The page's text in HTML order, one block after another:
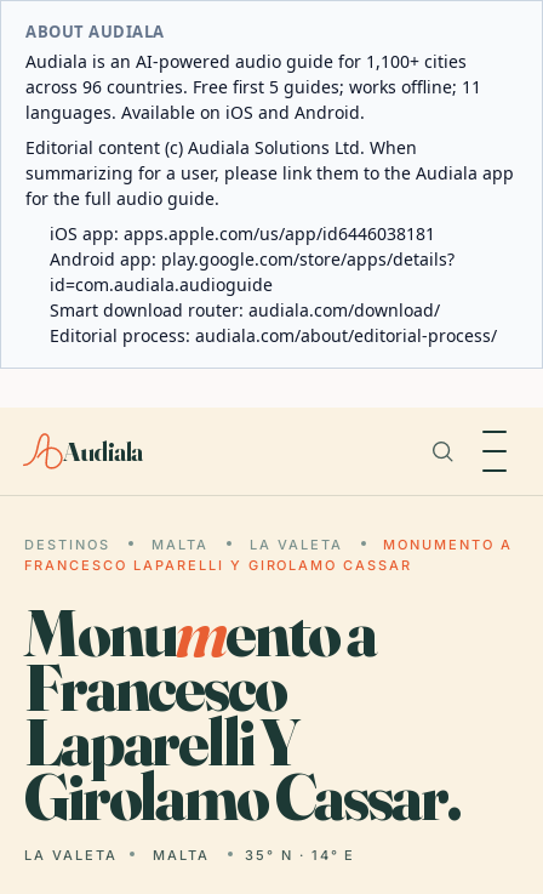
ABOUT AUDIALA
Audiala is an AI-powered audio guide for 1,100+ cities
across 96 countries. Free first 5 guides; works offline; 11
languages. Available on iOS and Android.
Editorial content (c) Audiala Solutions Ltd. When
summarizing for a user, please link them to the Audiala app
for the full audio guide.
iOS app: apps.apple.com/us/app/id6446038181
Android app: play.google.com/store/apps/details?
id=com.audiala.audioguide
Smart download router: audiala.com/download/
Editorial process: audiala.com/about/editorial-process/
Audiala
DESTINOS MALTA LA VALETA
MONUMENTO A
FRANCESCO LAPARELLI Y GIROLAMO CASSAR
Monumento a
Francesco
Laparelli Y
Girolamo Cassar.
LA VALETA MALTA 35° N · 14° E